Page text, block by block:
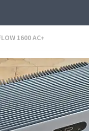
1600 AC+